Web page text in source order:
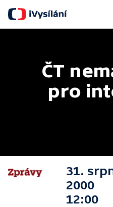
ČT
pro
31.
2000
12:00